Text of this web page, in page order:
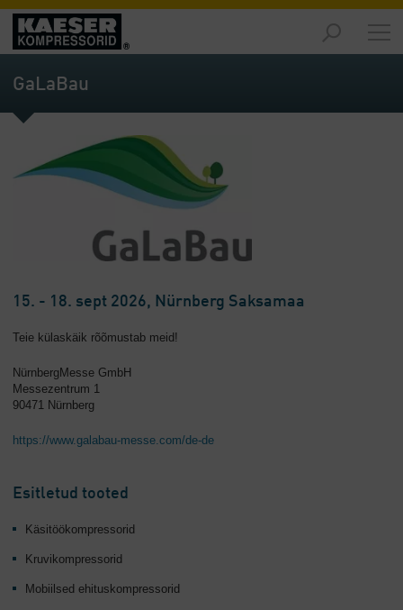
Turud
-
Ülevaade
Ülevaade
-
-
Ülevaade
GaLaBau
15. - 18. sept 2026, Nürnberg Saksamaa
Teie külaskäik rõõmustab meid!
NürnbergMesse GmbH
Messezentrum 1
90471 Nürnberg
https://www.galabau-messe.com/de-de
Esitletud tooted
Käsitöökompressorid
Kruvikompressorid
Mobiilsed ehituskompressorid